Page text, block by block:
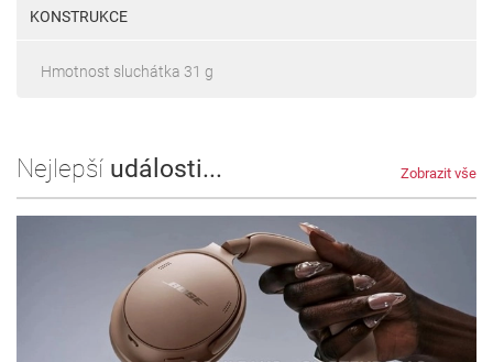
KONSTRUKCE
Hmotnost sluchátka 31 g
Nejlepší události... Zobrazit vše